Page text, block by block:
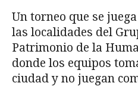
Un torneo que se
las localidades del
Patrimonio de la
donde los equipos
ciudad y no juegan